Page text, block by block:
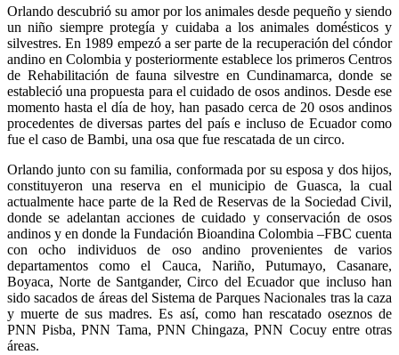
Orlando descubrió su amor por los animales desde pequeño y siendo
un niño siempre protegía y cuidaba a los animales domésticos y
silvestres. En 1989 empezó a ser parte de la recuperación del cóndor
andino en Colombia y posteriormente establece los primeros Centros
de Rehabilitación de fauna silvestre en Cundinamarca, donde se
estableció una propuesta para el cuidado de osos andinos. Desde ese
momento hasta el día de hoy, han pasado cerca de 20 osos andinos
procedentes de diversas partes del país e incluso de Ecuador como
fue el caso de Bambi, una osa que fue rescatada de un circo.
Orlando junto con su familia, conformada por su esposa y dos hijos,
constituyeron una reserva en el municipio de Guasca, la cual
actualmente hace parte de la Red de Reservas de la Sociedad Civil,
donde se adelantan acciones de cuidado y conservación de osos
andinos y en donde la Fundación Bioandina Colombia –FBC cuenta
con ocho individuos de oso andino provenientes de varios
departamentos como el Cauca, Nariño, Putumayo, Casanare,
Boyaca, Norte de Santgander, Circo del Ecuador que incluso han
sido sacados de áreas del Sistema de Parques Nacionales tras la caza
y muerte de sus madres. Es así, como han rescatado oseznos de
PNN Pisba, PNN Tama, PNN Chingaza, PNN Cocuy entre otras
áreas.